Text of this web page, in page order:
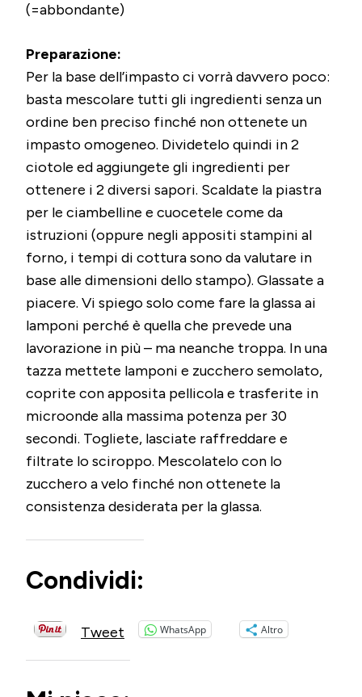
(=abbondante)
Preparazione:
Per la base dell’impasto ci vorrà davvero poco:
basta mescolare tutti gli ingredienti senza un
ordine ben preciso finché non ottenete un
impasto omogeneo. Dividetelo quindi in 2
ciotole ed aggiungete gli ingredienti per
ottenere i 2 diversi sapori. Scaldate la piastra
per le ciambelline e cuocetele come da
istruzioni (oppure negli appositi stampini al
forno, i tempi di cottura sono da valutare in
base alle dimensioni dello stampo). Glassate a
piacere. Vi spiego solo come fare la glassa ai
lamponi perché è quella che prevede una
lavorazione in più – ma neanche troppa. In una
tazza mettete lamponi e zucchero semolato,
coprite con apposita pellicola e trasferite in
microonde alla massima potenza per 30
secondi. Togliete, lasciate raffreddare e
filtrate lo sciroppo. Mescolatelo con lo
zucchero a velo finché non ottenete la
consistenza desiderata per la glassa.
Condividi:
Tweet WhatsApp Altro